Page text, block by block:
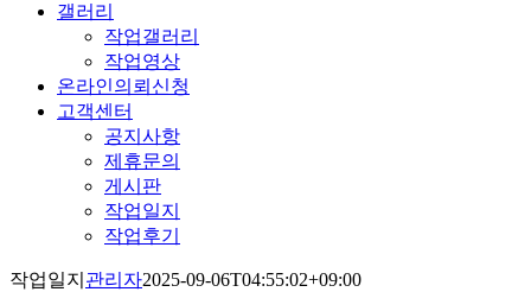
갤러리
작업갤러리
작업영상
온라인의뢰신청
고객센터
공지사항
제휴문의
게시판
작업일지
작업후기
작업일지 관리자2025-09-06T04:55:02+09:00